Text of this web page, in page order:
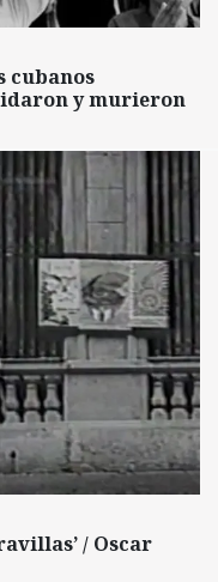
cubanos
y murieron
/ Oscar